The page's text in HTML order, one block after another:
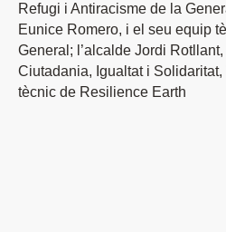
Refugi i Antiracisme de la
Eunice Romero, i el seu equip
General; l’alcalde Jordi
Ciutadania, Igualtat i
tècnic de Resilience Earth